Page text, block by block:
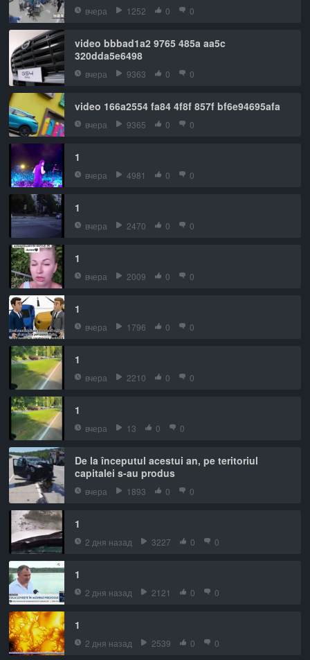
вчера 1252 0 0
video bbbad1a2 9765 485a aa5c
320dda5e6498
вчера 9363 0 0
video 166a2554 fa84 4f8f 857f bf6e94695afa
вчера 9365 0 0
1
вчера 4981 0 0
1
вчера 2470 0 0
1
вчера 2009 0 0
1
вчера 1796 0 0
1
вчера 2210 0 0
1
вчера 13 0 0
De la începutul acestui an, pe teritoriul
capitalei s-au produs
вчера 1893 0 0
1
2 дня назад 3227 0 0
1
2 дня назад 2121 0 0
1
2 дня назад 2539 0 0